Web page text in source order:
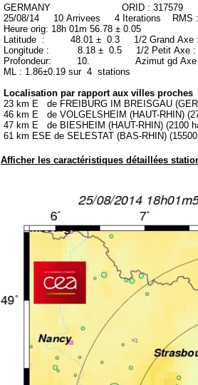
GERMANY ORID : 317579
25/08/14 10 Arrivees 4 Iterations RMS
Heure orig: 18h 01m 56.78 ± 0.05
Latitude : 48.01 ± 0.3 1/2 Grand
Longitude : 8.18 ± 0.5 1/2 Petit Axe
Profondeur: 10. Azimut gd Axe :
ML : 1.86±0.19 sur 4 stations
Localisation par rapport aux villes proches
23 km E de FREIBURG IM BREISGAU
46 km E de VOLGELSHEIM (HAUT-RHIN)
47 km E de BIESHEIM (HAUT-RHIN) (2100
61 km ESE de SELESTAT (BAS-RHIN)
Afficher les caractéristiques détaillées